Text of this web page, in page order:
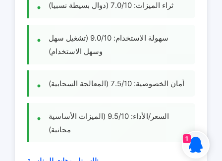
ثراء الميزات: 7.0/10 (دوال بسيطة نسبيا)
سهولة الاستخدام: 9.0/10 (تشغيل سهل
وسهل الاستخدام)
أمان الخصوصية: 7.5/10 (المعالجة السحابية)
السعر/الأداء: 9.5/10 (الميزات الأساسية
مجانية)
1